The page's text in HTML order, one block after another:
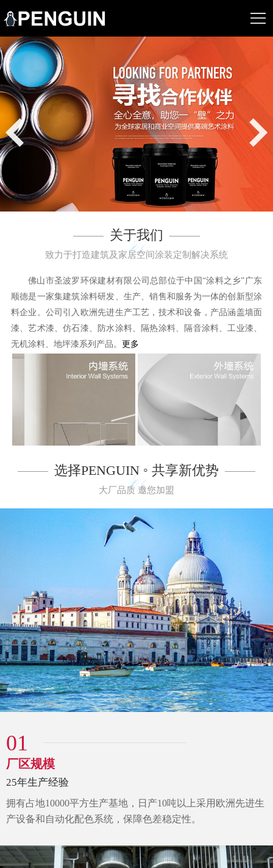
关于我们
致力于打造建筑及家居空间涂装定制解决系统
佛山市圣波罗环保建材有限公司总部位于中国“涂料之乡”广东
顺德是一家集建筑涂料研发、生产、销售和服务为一体的创新型涂
料企业。公司引入欧洲先进生产工艺，技术和设备，产品涵盖墙面
漆、艺术漆、仿石漆、防水涂料、隔热涂料、隔音涂料、工业漆、
无机涂料、地坪漆系列产品。 更多
选择PENGUIN ◦ 共享新优势
大厂品质 邀您加盟
01
厂区规模
25年生产经验
拥有占地10000平方生产基地， 日产10吨以上采用欧洲先进生
产设备和自动化配色系统， 保障色差稳定性。